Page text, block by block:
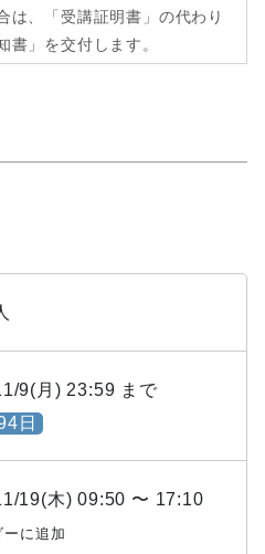
は、「受講証明書」の代わり
書」を交付します。
9(月) 23:59 まで
日
19(木) 09:50 〜 17:10
ーに追加